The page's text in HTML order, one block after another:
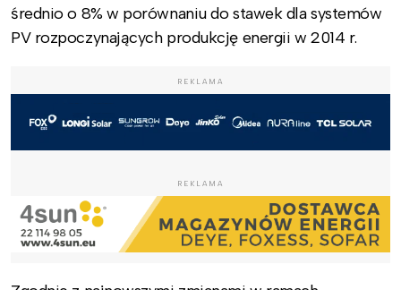
średnio o 8% w porównaniu do stawek dla systemów
PV rozpoczynających produkcję energii w 2014 r.
REKLAMA
REKLAMA